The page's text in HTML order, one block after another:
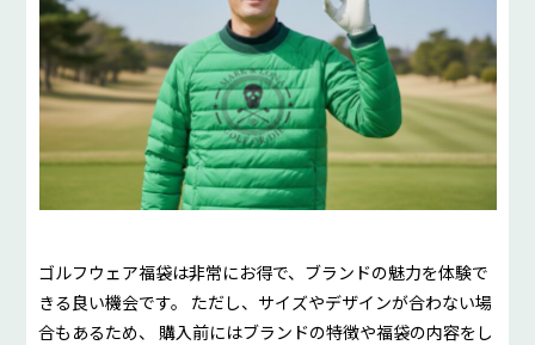
ゴルフウェア福袋は非常にお得で、ブランドの魅力を体験で
きる良い機会です。 ただし、サイズやデザインが合わない場
合もあるため、 購入前にはブランドの特徴や福袋の内容をし